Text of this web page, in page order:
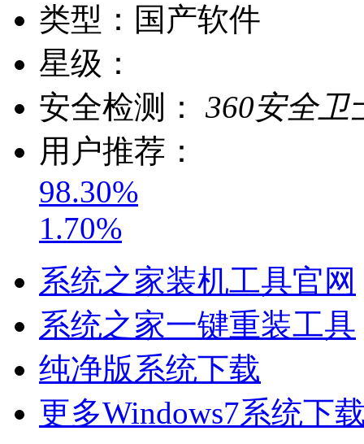
类型： 国产软件
星级：
安全检测：
360安全卫
用户推荐：
98.30%
1.70%
系统之家装机工具官网
系统之家一键重装工具
纯净版系统下载
更多Windows7系统下